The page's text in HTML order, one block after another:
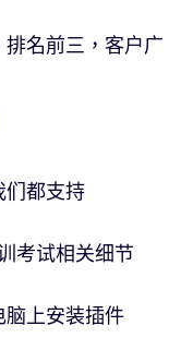
名前三，客户广
们都支持
考试相关细节
脑上安装插件